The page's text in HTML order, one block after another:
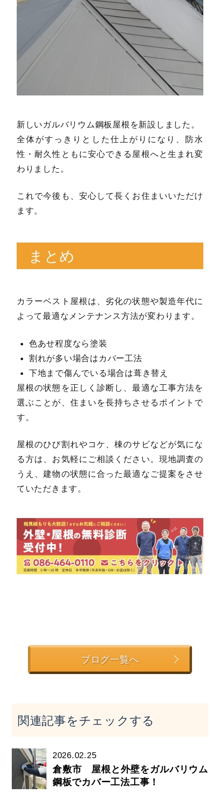
新しいガルバリウム鋼板屋根を新設しました。
全体がすっきりとした仕上がりになり、防水
性・耐久性ともに安心できる屋根へと生まれ変
わりました。
これで今後も、安心して長くお住まいいただけ
ます。
まとめ
カラーベスト屋根は、劣化の状態や製造年代に
よって最適なメンテナンス方法が変わります。
色あせ程度なら塗装
割れが多い場合はカバー工法
下地まで傷んでいる場合は葺き替え
屋根の状態を正しく診断し、最適な工事方法を
選ぶことが、住まいを長持ちさせるポイントで
す。
屋根のひび割れやコケ、棟のサビなどが気にな
る方は、お気軽にご相談ください。現地調査の
うえ、建物の状態に合った最適なご提案をさせ
ていただきます。
ブログ一覧へ
関連記事をチェックする
2026.02.25
倉敷市 屋根と外壁をガルバリウム
鋼板でカバー工法工事！